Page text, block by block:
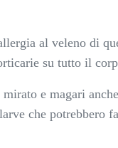
al veleno di
su tutto il
mirato e magari
che potrebbero